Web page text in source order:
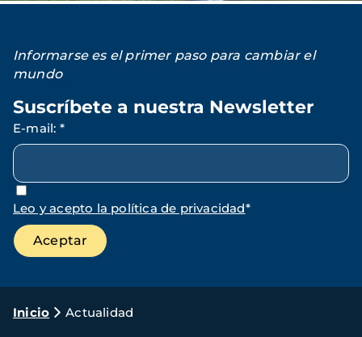
Informarse es el primer paso para cambiar el
mundo
Suscríbete a nuestra Newsletter
E-mail: *
Leo y acepto la política de privacidad*
Ruta
Inicio Actualidad